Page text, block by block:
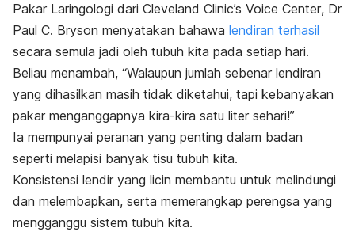
Pakar Laringologi dari Cleveland Clinic’s Voice Center, Dr
Paul C. Bryson menyatakan bahawa lendiran terhasil
secara semula jadi oleh tubuh kita pada setiap hari.
Beliau menambah, “Walaupun jumlah sebenar lendiran
yang dihasilkan masih tidak diketahui, tapi kebanyakan
pakar menganggapnya kira-kira satu liter sehari!”
Ia mempunyai peranan yang penting dalam badan
seperti melapisi banyak tisu tubuh kita.
Konsistensi lendir yang licin membantu untuk melindungi
dan melembapkan, serta memerangkap perengsa yang
mengganggu sistem tubuh kita.